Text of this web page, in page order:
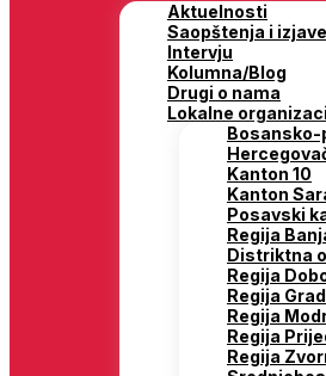
Aktuelnosti
Saopštenja i izjave
Intervju
Kolumna/Blog
Drugi o nama
Lokalne
Bosansko-
Kanton 10
Kanton
Posavski
Regija
Distriktna
Regija
Regija
Regija
Regija
Regija